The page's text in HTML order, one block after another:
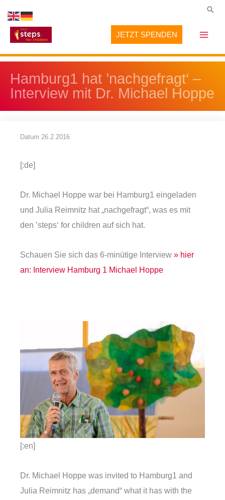
Inhalt
springen
JETZT SPENDEN
Hamburg1 hat ’nachgefragt‘ –
Interview mit Dr. Michael Hoppe
Datum 26.2.2016
[:de]
Dr. Michael Hoppe war bei Hamburg1 eingeladen
und Julia Reimnitz hat „nachgefragt“, was es mit
den ’steps‘ for children auf sich hat.
Schauen Sie sich das 6-minütige Interview » hier
an: Interview Hamburg 1 Michael Hoppe
[:en]
Dr. Michael Hoppe was invited to Hamburg1 and
Julia Reimnitz has „demand“ what it has with the